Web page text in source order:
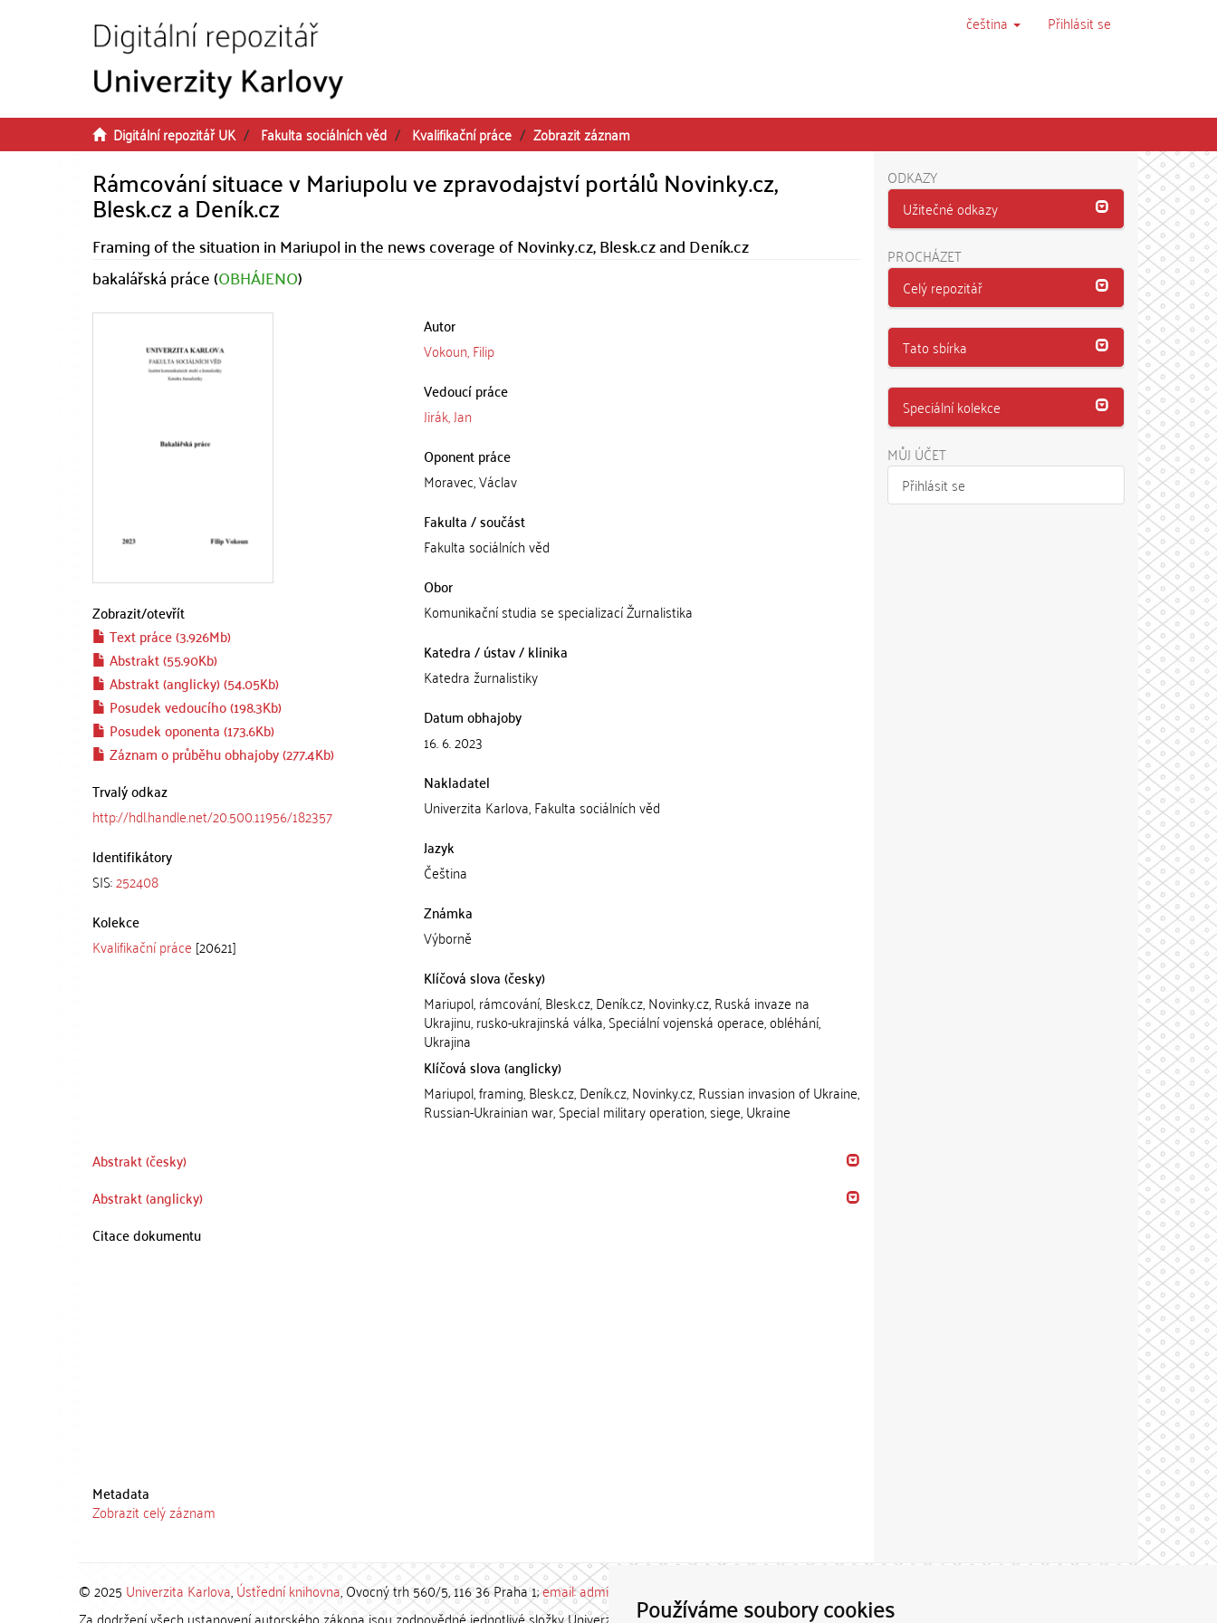
Používáme soubory cookies
čeština Přihlásit se
Digitální repozitář UK Fakulta sociálních věd Kvalifikační práce Zobrazit záznam
Rámcování situace v Mariupolu ve zpravodajství portálů Novinky.cz,
Blesk.cz a Deník.cz
Framing of the situation in Mariupol in the news coverage of Novinky.cz, Blesk.cz and Deník.cz
bakalářská práce (OBHÁJENO)
Zobrazit/otevřít
Text práce (3.926Mb)
Abstrakt (55.90Kb)
Abstrakt (anglicky) (54.05Kb)
Posudek vedoucího (198.3Kb)
Posudek oponenta (173.6Kb)
Záznam o průběhu obhajoby (277.4Kb)
Trvalý odkaz
http://hdl.handle.net/20.500.11956/182357
Identifikátory
SIS:252408
Kolekce
Kvalifikační práce [20621]
Autor
Vokoun, Filip
Vedoucí práce
Jirák, Jan
Oponent práce
Moravec, Václav
Fakulta / součást
Fakulta sociálních věd
Obor
Komunikační studia se specializací Žurnalistika
Katedra / ústav / klinika
Katedra žurnalistiky
Datum obhajoby
16. 6. 2023
Nakladatel
Univerzita Karlova, Fakulta sociálních věd
Jazyk
Čeština
Známka
Výborně
Klíčová slova (česky)
Mariupol, rámcování, Blesk.cz, Deník.cz, Novinky.cz, Ruská invaze na
Ukrajinu, rusko-ukrajinská válka, Speciální vojenská operace, obléhání,
Ukrajina
Klíčová slova (anglicky)
Mariupol, framing, Blesk.cz, Deník.cz, Novinky.cz, Russian invasion of Ukraine,
Russian-Ukrainian war, Special military operation, siege, Ukraine
Abstrakt (česky)
Abstrakt (anglicky)
Citace dokumentu
Metadata
Zobrazit celý záznam
ODKAZY
Užitečné odkazy
PROCHÁZET
Celý repozitář
Tato sbírka
Speciální kolekce
MŮJ ÚČET
Přihlásit se
© 2025 Univerzita Karlova,Ústřední knihovna, Ovocný trh 560/5, 116 36 Praha 1;email: admin-repozitar [at] cuni.cz